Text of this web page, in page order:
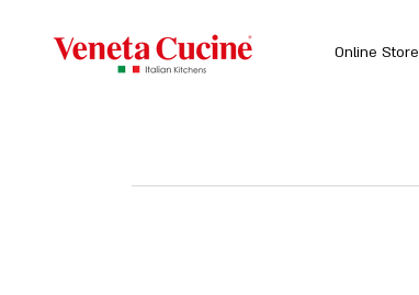
Online Store